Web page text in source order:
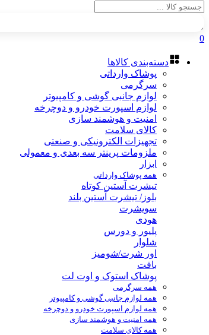
0
دسته‌بندی کالاها
پوشاک وارداتی
سرگرمی
لوازم جانبی گوشی و کامپیوتر
لوازم اسپورت خودرو و دوچرخه
امنیت و هوشمند سازی
کالای سلامت
تجهیزات الکترونیکی و صنعتی
ملزومات پرینتر سه بعدی و معمولی
ابزار
همه پوشاک وارداتی
تیشرت آستین کوتاه
بلوز/ تیشرت آستین بلند
سویشرت
هودی
پلیور و دورس
شلوار
اور شرت/شومیز
بافت
پوشاک استوک و اوت لت
همه سرگرمی
همه لوازم جانبی گوشی و کامپیوتر
همه لوازم اسپورت خودرو و دوچرخه
همه امنیت و هوشمند سازی
همه کالای سلامت